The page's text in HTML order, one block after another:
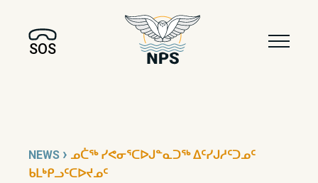
SOS
NEWS › ᓄᑖᖅ ᓯᕙᓂᕐᑕᐅᒍᓐᓇᑐᖅ ᐃᑦᓯᒍᓱᑦᑐᓄᑦ
ᑲᒪᒃᑭᓗᑦᑕᐅᔪᓄᑦ